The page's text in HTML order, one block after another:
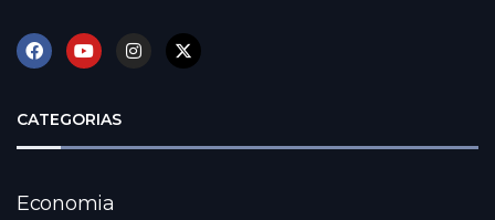
CATEGORIAS
Economia